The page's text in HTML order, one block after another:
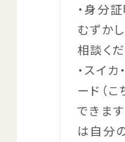
・ 身分
むずか
相談く
・スイ
ード（
できます
は自分